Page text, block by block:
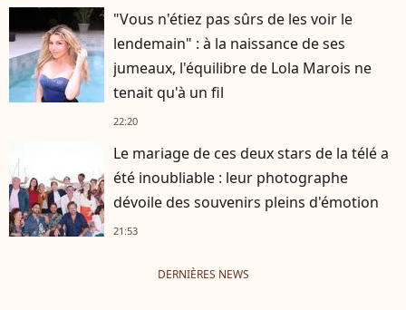
"Vous n'étiez pas sûrs de les voir le
lendemain" : à la naissance de ses
jumeaux, l'équilibre de Lola Marois ne
tenait qu'à un fil
22:20
Le mariage de ces deux stars de la télé a
été inoubliable : leur photographe
dévoile des souvenirs pleins d'émotion
21:53
DERNIÈRES NEWS